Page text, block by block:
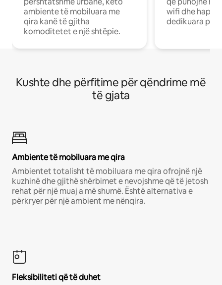
ambiente të mobiluara me
qira kanë të gjitha
komoditetet e një shtëpie.
wifi dhe
dedikuara
Kushte dhe përfitime për qëndrime më
të gjata
Ambiente të mobiluara me qira
Ambientet totalisht të mobiluara me qira ofrojnë një
kuzhinë dhe gjithë shërbimet e nevojshme që të jetosh
rehat për një muaj a më shumë. Është alternativa e
përkryer për një ambient me nënqira.
Fleksibiliteti që të duhet